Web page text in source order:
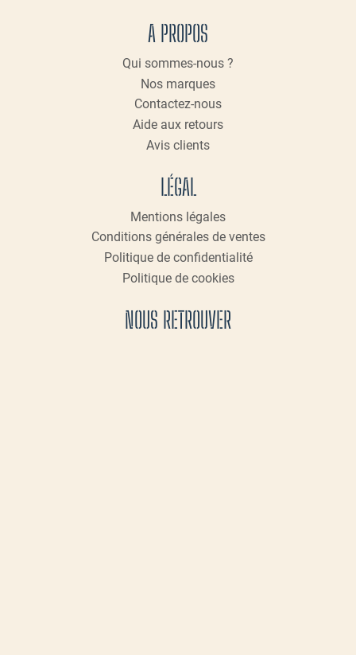
A PROPOS
Qui sommes-nous ?
Nos marques
Contactez-nous
Aide aux retours
Avis clients
LÉGAL
Mentions légales
Conditions générales de ventes
Politique de confidentialité
Politique de cookies
NOUS RETROUVER